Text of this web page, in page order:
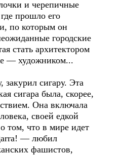
и черепичные
прошло его
по которым он
городские
стать архитектором
— художником...
закурил сигару. Эта
сигара была, скорее,
Она включала
своей едкой
том, что в мире идет
— любил
фашистов,